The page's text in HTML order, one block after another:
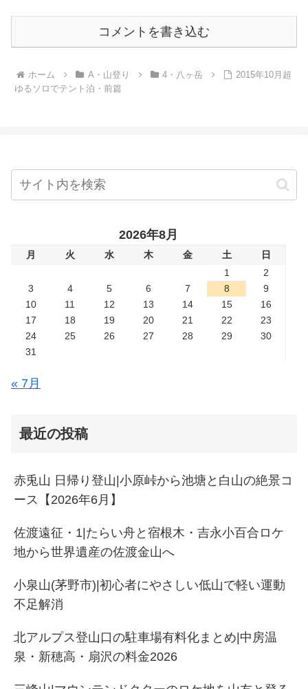
コメントを書き込む
ホーム A・山登り 4・八ヶ岳
2015年10月超
ゆるソロでテント泊・前篇
2026年8月
月 火 水 木 金 土
日
1
2
3
4 5 6 7 8
9
10
11 12 13 14 15
16
17
18 19 20 21 22
23
24
25 26 27 28 29
30
31
« 7月
最近の投稿
赤兎山 日帰り登山|小原峠から池塘と白山の絶景コ
ース【2026年6月】
佐渡遠征・1|たらい舟と宿根木・吉永小百合ロケ
地から世界遺産の佐渡金山へ
小泉山(茅野市)|初心者にやさしい低山で軽い運動
不足解消
北アルプス登山口の駐車場有料化まとめ|中房温
泉・新穂高・扇沢の料金2026